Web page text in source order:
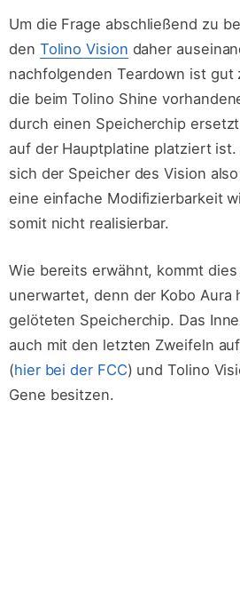
Um die Frage abschließend zu
den Tolino Vision daher
nachfolgenden Teardown ist gut
die beim Tolino Shine
durch einen Speicherchip
auf der Hauptplatine platziert
sich der Speicher des Vision
eine einfache Modifizierbarkeit
somit nicht realisierbar.
Wie bereits erwähnt, kommt
unerwartet, denn der Kobo Aura
gelöteten Speicherchip. Das
auch mit den letzten Zweifeln
(hier bei der FCC) und Tolino
Gene besitzen.